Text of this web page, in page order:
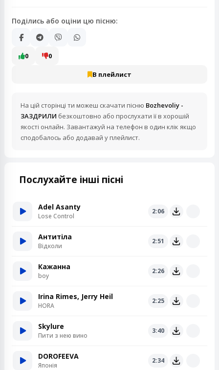
Поділись або оціни цю пісню:
0 0
В плейлист
На цій сторінці ти можеш скачати пісню Bozhevoliy -
ЗАЗДРИЛИ безкоштовно або прослухати її в хорошій
якості онлайн. Завантажуй на телефон в один клік якщо
сподобалось або додавай у плейлист.
Послухайте інші пісні
Adel Asanty
Lose Control
2:06
Антитіла
Відколи
2:51
Кажанна
boy
2:26
Irina Rimes, Jerry Heil
HORA
2:25
Skylure
Пити з нею вино
3:40
DOROFEEVA
Японія
2:34